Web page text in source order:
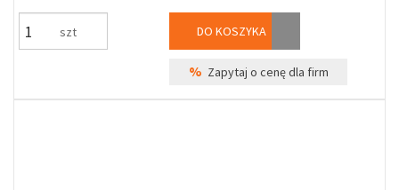
szt DO KOSZYKA
% Zapytaj o cenę dla firm